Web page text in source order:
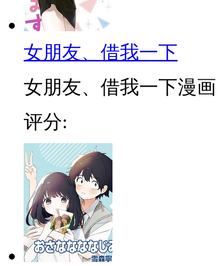
女朋友、借我一下
女朋友、借我一下漫画
评分: